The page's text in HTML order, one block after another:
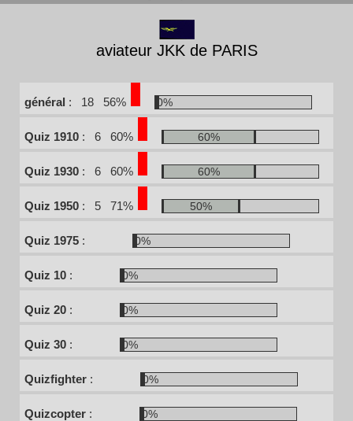
aviateur JKK de PARIS
général : 18 56% 0%
Quiz 1910 : 6 60% 60%
Quiz 1930 : 6 60% 60%
Quiz 1950 : 5 71% 50%
Quiz 1975 : 0%
Quiz 10 : 0%
Quiz 20 : 0%
Quiz 30 : 0%
Quizfighter : 0%
Quizcopter : 0%